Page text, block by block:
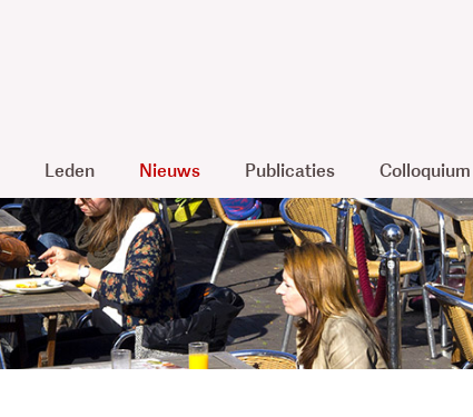
Leden Nieuws Publicaties Colloquium